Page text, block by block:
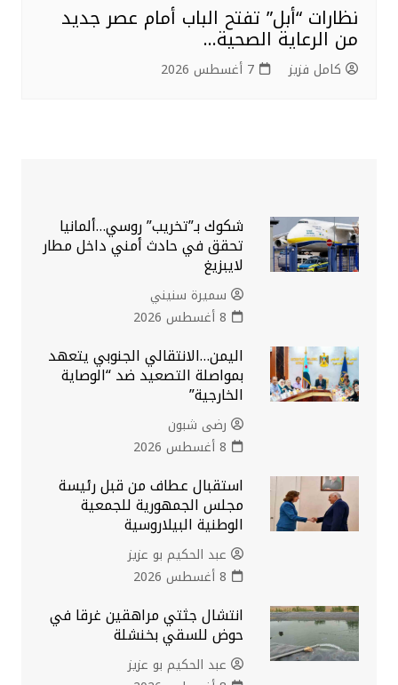
نظارات “أبل” تفتح الباب أمام عصر جديد
من الرعاية الصحية…
كامل فزيز 7 أغسطس 2026
شكوك بـ”تخريب” روسي…ألمانيا
تحقق في حادث أمني داخل مطار
لايبزيغ
سميرة سنيني
8 أغسطس 2026
اليمن…الانتقالي الجنوبي يتعهد
بمواصلة التصعيد ضد “الوصاية
الخارجية”
رضى شبون
8 أغسطس 2026
استقبال عطاف من قبل رئيسة
مجلس الجمهورية للجمعية
الوطنية البيلاروسية
عبد الحكيم بو عزيز
8 أغسطس 2026
انتشال جثتي مراهقين غرقا في
حوض للسقي بخنشلة
عبد الحكيم بو عزيز